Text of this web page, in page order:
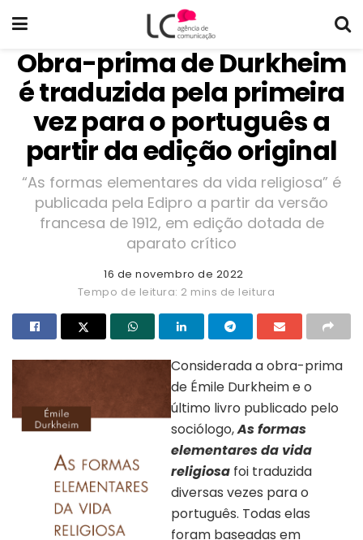
Obra-prima de Durkheim
é traduzida pela primeira
vez para o português a
partir da edição original
“As formas elementares da vida religiosa” é
publicada pela Edipro a partir da versão
francesa de 1912, em edição dotada de
aparato crítico
16 de novembro de 2022
Tempo de leitura: 2 mins de leitura
Considerada a obra-prima
de Émile Durkheim e o
último livro publicado pelo
sociólogo,As formas
elementares da vida
religiosa foi traduzida
diversas vezes para o
português. Todas elas
foram baseadas em